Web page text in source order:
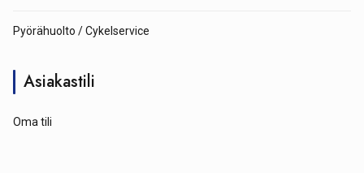
Pyörähuolto / Cykelservice
Asiakastili
Oma tili